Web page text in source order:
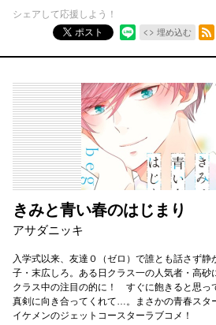
シェアして応援しよう！
ポスト
埋め込む
RSSフィード
きみと青い春のはじまり
アサダニッキ
入学式以来、友達０（ゼロ）で誰とも話さず
子・末広しろ。ある日クラス一の人気者・高砂
クラス中の注目の的に！ すぐに飽きると思っ
真剣に向き合ってくれて…。まさかの青春ス
イケメンのジェットコースターラブコメ！